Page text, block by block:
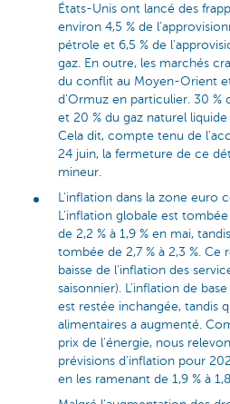
États-Unis ont lancé des
environ 4,5 % de
pétrole et 6,5 % de
gaz. En outre, les marchés
du conflit au Moyen-Orient
d'Ormuz en particulier. 30 %
et 20 % du gaz naturel
Cela dit, compte tenu de
24 juin, la fermeture de ce
mineur.
L'inflation dans la zone euro
L'inflation globale est
de 2,2 % à 1,9 % en mai,
tombée de 2,7 % à 2,3 %. Ce
baisse de l'inflation des
saisonnier). L'inflation de
est restée inchangée, tandis
alimentaires a augmenté.
prix de l'énergie, nous
prévisions d'inflation pour
en les ramenant de 1,9 % à